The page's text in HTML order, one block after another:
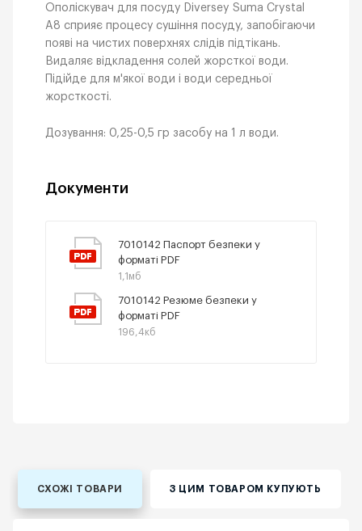
Ополіскувач для посуду Diversey Suma Crystal
A8 сприяє процесу сушіння посуду, запобігаючи
появі на чистих поверхнях слідів підтікань.
Видаляє відкладення солей жорсткої води.
Підійде для м'якої води і води середньої
жорсткості.
Дозування: 0,25-0,5 гр засобу на 1 л води.
Документи
7010142 Паспорт безпеки у
форматі PDF
1,1мб
7010142 Резюме безпеки у
форматі PDF
196,4кб
СХОЖІ ТОВАРИ З ЦИМ ТОВАРОМ КУПУЮТЬ